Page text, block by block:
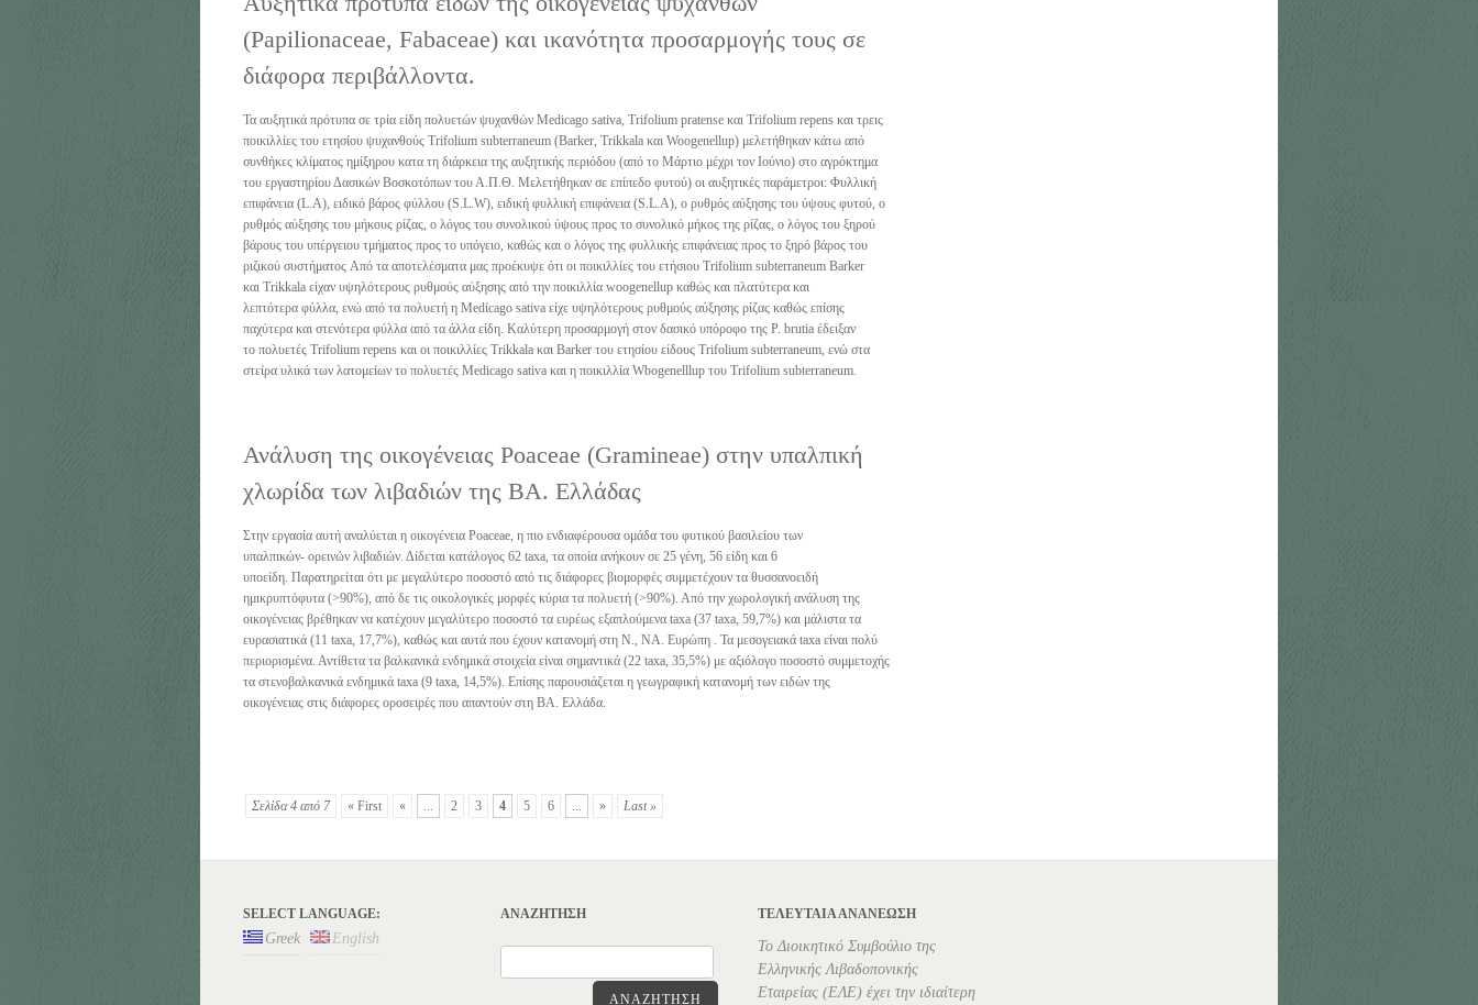
(Papilionaceae, Fabaceae) και ικανότητα προσαρμογής τους σε
διάφορα περιβάλλοντα.
Τα αυξητικά πρότυπα σε τρία είδη πολυετών ψυχανθών Medicago sativa, Trifolium pratense και Trifolium repens και τρεις
ποικιλλίες του ετησίου ψυχανθούς Trifolium subterraneum (Barker, Trikkala και Woogenellup) μελετήθηκαν κάτω από
συνθήκες κλίματος ημίξηρου κατα τη διάρκεια της αυξητικής περιόδου (από το Μάρτιο μέχρι τον Ιούνιο) στο αγρόκτημα
του εργαστηρίου Δασικών Βοσκοτόπων του Α.Π.Θ. Μελετήθηκαν σε επίπεδο φυτού) οι αυξητικές παράμετροι: Φυλλική
επιφάνεια (L.A), ειδικό βάρος φύλλου (S.L.W), ειδική φυλλική επιφάνεια (S.L.A), ο ρυθμός αύξησης του ύψους φυτού, ο
ρυθμός αύξησης του μήκους ρίζας, ο λόγος του συνολικού ύψους προς το συνολικό μήκος της ρίζας, ο λόγος του ξηρού
βάρους του υπέργειου τμήματος προς το υπόγειο, καθώς και ο λόγος της φυλλικής επιφάνειας προς το ξηρό βάρος του
ριζικού συστήματος Από τα αποτελέσματα μας προέκυψε ότι οι ποικιλλίες του ετήσιου Trifolium subterraneum Barker
και Trikkala είχαν υψηλότερους ρυθμούς αύξησης από την ποικιλλία woogenellup καθώς και πλατύτερα και
λεπτότερα φύλλα, ενώ από τα πολυετή η Medίcago sativa είχε υψηλότερους ρυθμούς αύξησης ρίζας καθώς επίσης
παχύτερα και στενότερα φύλλα από τα άλλα είδη. Καλύτερη προσαρμογή στον δασικό υπόροφο της Ρ. brutia έδειξαν
το πολυετές Trifolium repens και οι ποικιλλίες Trikkala και Barker του ετησίου είδους Trifolium subterraneum, ενώ στα
στείρα υλικά των λατομείων το πολυετές Medicago sativa και η ποικιλλία Wbogenelllup του Trifolium subterraneum.
Ανάλυση της οικογένειας Poaceae (Gramineae) στην υπαλπική
χλωρίδα των λιβαδιών της ΒΑ. Ελλάδας
Στην εργασία αυτή αναλύεται η οικογένεια Poaceae, η πιο ενδιαφέρουσα ομάδα του φυτικού βασιλείου των
υπαλπικών- ορεινών λιβαδιών. Δίδεται κατάλογος 62 taxa, τα οποία ανήκουν σε 25 γένη, 56 είδη και 6
υποείδη. Παρατηρείται ότι με μεγαλύτερο ποσοστό από τις διάφορες βιομορφές συμμετέχουν τα θυσσανοειδή
ημικρυπτόφυτα (>90%), από δε τις οικολογικές μορφές κύρια τα πολυετή (>90%). Από την χωρολογική ανάλυση της
οικογένειας βρέθηκαν να κατέχουν μεγαλύτερο ποσοστό τα ευρέως εξαπλούμενα taxa (37 taxa, 59,7%) και μάλιστα τα
ευρασιατικά (11 taxa, 17,7%), καθώς και αυτά που έχουν κατανομή στη Ν., ΝΑ. Ευρώπη . Τα μεσογειακά taxa είναι πολύ
περιορισμένα. Αντίθετα τα βαλκανικά ενδημικά στοιχεία είναι σημαντικά (22 taxa, 35,5%) με αξιόλογο ποσοστό συμμετοχής
τα στενοβαλκανικά ενδημικά taxa (9 taxa, 14,5%). Επίσης παρουσιάζεται η γεωγραφική κατανομή των ειδών της
οικογένειας στις διάφορες οροσειρές που απαντούν στη ΒΑ. Ελλάδα.
Σελίδα 4 από 7 « First « ... 2 3 4 5 6 ... » Last »
SELECT LANGUAGE:
Greek English
ΑΝΑΖΉΤΗΣΗ
ΑΝΑΖΉΤΗΣΗ
ΤΕΛΕΥΤΑΊΑ ΑΝΑΝΕΏΣΗ
Το Διοικητικό Συμβούλιο της
Ελληνικής Λιβαδοπονικής
Εταιρείας (ΕΛΕ) έχει την ιδιαίτερη